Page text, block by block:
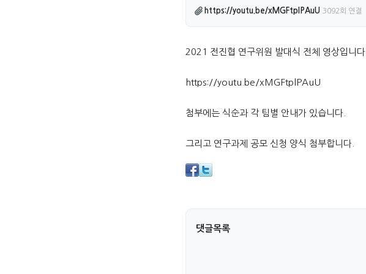
관련링크
https://youtu.be/xMGFtplPAuU 3092회 연결
본문
2021 전진협 연구위원 발대식 전체 영상입니다.
https://youtu.be/xMGFtplPAuU
첨부에는 식순과 각 팀별 안내가 있습니다.
그리고 연구과제 공모 신청 양식 첨부합니다.
댓글목록